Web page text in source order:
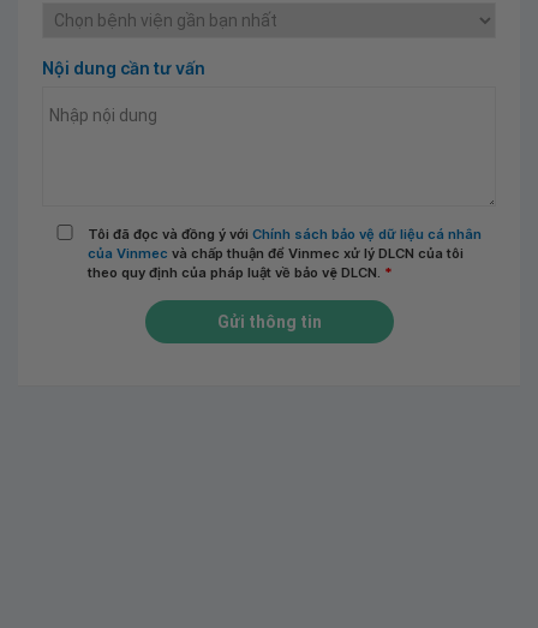
Nội dung cần tư vấn
Tôi đã đọc và đồng ý với Chính sách bảo vệ dữ liệu cá nhân
của Vinmec và chấp thuận để Vinmec xử lý DLCN của tôi
theo quy định của pháp luật về bảo vệ DLCN. *
Gửi thông tin